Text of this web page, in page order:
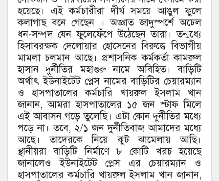
হয়েছে। এই কর্মচারীরা দীর্ঘ সময়ে আঙুল ফুলে
কলাগাছ বনে গেছেন । অজ্ঞাত জাদুস্পর্শে অঢেল
ধন-সম্পদ যেন ফুলেফেঁপে উঠেছেন তারা। তন্মধ্যে
হিসাবরক্ষক দেলোয়ার হোসেনের বিরুদ্ধে বিভাগীয়
মামলা চলমান আছে। প্রশাসনিক কর্মকর্তা কামরুল
হাসান দুর্নীতির মহাগুরু নামে অবিহিত। বাড়িটি
অর্থাৎ ইউনাইটেট প্লেস নামের বাড়িটির চেয়ারম্যান
ও হাসপাতালের কর্মচারি খায়রুল ইসলাম খান
জানান, আমরা হাসপাতালের ১৫ জন স্টাফ মিলে
এই আবাসন গড়ে তুলেছি। এটা কোন দুর্নীতির মধ্যে
পড়ে না। তবে, ২/১ জন দুর্নীতিবাজ আমাদের মধ্যে
আছে। তাদেরকে নিয়ে ঝুট ঝামেলায় আছি।
স্থানীয়রা বাড়িটি নির্মাণে ৮ কোটি খরচ হয়েছে
জানালেও ইউনাইটেট প্লেস এর চেয়ারম্যান ও
হাসপাতালের কর্মচারি খায়রুল ইসলাম খান জানান,